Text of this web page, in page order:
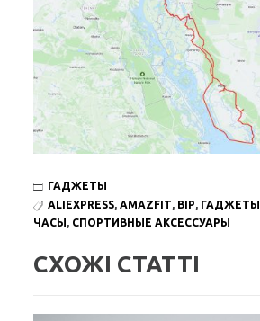
ГАДЖЕТЫ
ALIEXPRESS,AMAZFIT, BIP, ГАДЖЕТЫ
ЧАСЫ , СПОРТИВНЫЕ АКСЕССУАРЫ
СХОЖІ СТАТТІ